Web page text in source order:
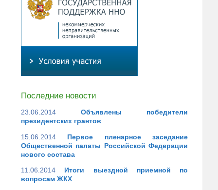
Последние новости
23.06.2014
Объявлены победители
президентских грантов
15.06.2014
Первое пленарное заседание
Общественной палаты Российской Федерации
нового состава
11.06.2014
Итоги выездной приемной по
вопросам ЖКХ